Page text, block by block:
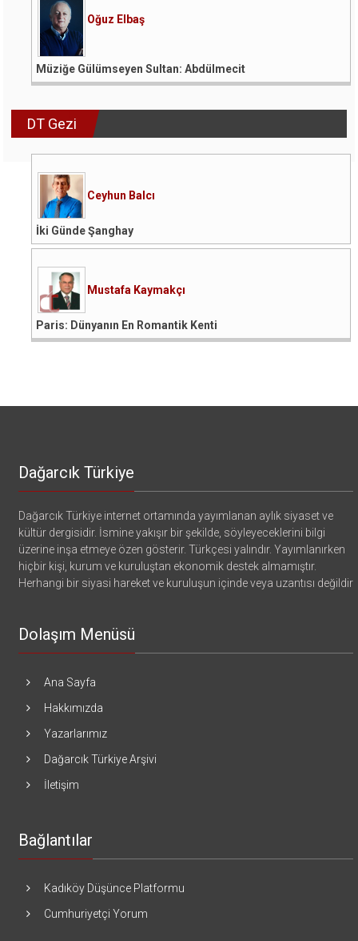
Oğuz Elbaş
Müziğe Gülümseyen Sultan: Abdülmecit
DT Gezi
Ceyhun Balcı
İki Günde Şanghay
Mustafa Kaymakçı
Paris: Dünyanın En Romantik Kenti
Dağarcık Türkiye
Dağarcık Türkiye internet ortamında yayımlanan aylık siyaset ve
kültür dergisidir. İsmine yakışır bir şekilde, söyleyeceklerini bilgi
üzerine inşa etmeye özen gösterir. Türkçesi yalındır. Yayımlanırken
hiçbir kişi, kurum ve kuruluştan ekonomik destek almamıştır.
Herhangi bir siyasi hareket ve kuruluşun içinde veya uzantısı değildir
Dolaşım Menüsü
Ana Sayfa
Hakkımızda
Yazarlarımız
Dağarcık Türkiye Arşivi
İletişim
Bağlantılar
Kadıköy Düşünce Platformu
Cumhuriyetçi Yorum